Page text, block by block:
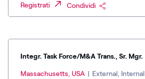
Registrati Condividi
Integr. Task Force/M&A Trans., Sr. Mgr.
Massachusetts, USA | External, Internal